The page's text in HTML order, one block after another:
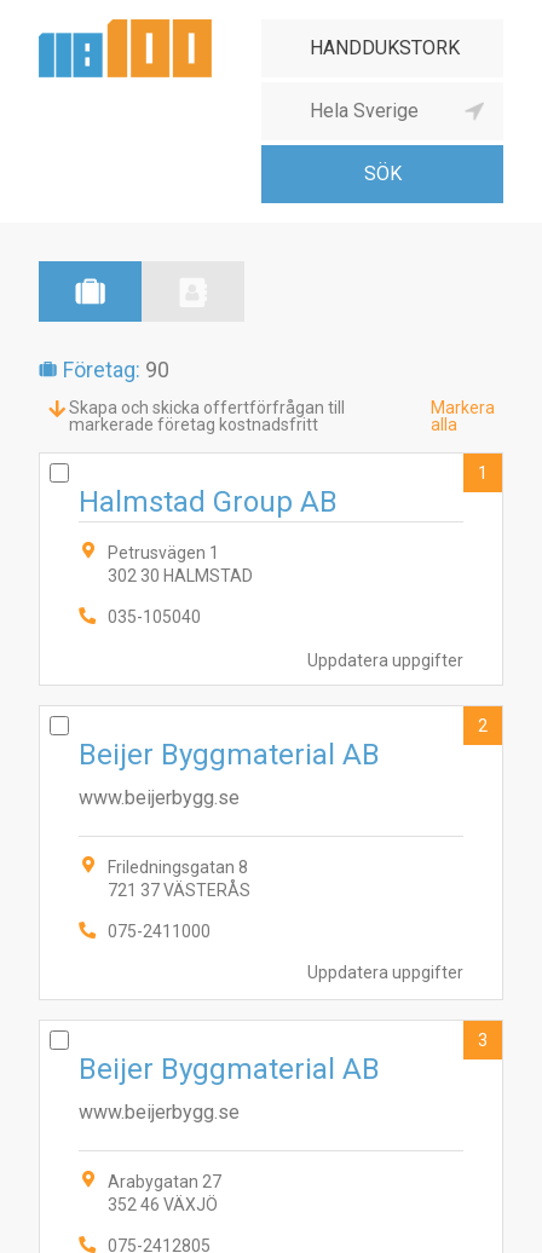
Företag: 90
Skapa och skicka offertförfrågan till
markerade företag kostnadsfritt
Markera
alla
Uppdatera uppgifter
Halmstad Group AB
Petrusvägen 1
302 30 HALMSTAD
035-105040
1
Uppdatera uppgifter
Beijer Byggmaterial AB
www.beijerbygg.se
Friledningsgatan 8
721 37 VÄSTERÅS
075-2411000
2
Beijer Byggmaterial AB
www.beijerbygg.se
Arabygatan 27
352 46 VÄXJÖ
075-2412805
3